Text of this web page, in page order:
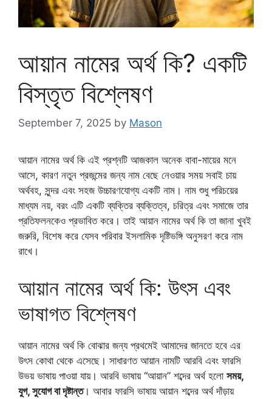
আয়ান নামের অর্থ কি? একটি
বিস্তৃত বিশ্লেষণ
September 7, 2025 by Mason
আয়ান নামের অর্থ কি এই প্রশ্নটি আজকাল অনেক বাবা-মায়ের মনে
আসে, কারণ নতুন প্রজন্মের জন্য নাম বেছে নেওয়ার সময় সবাই চায়
অর্থবহ, সুন্দর এবং সহজ উচ্চারণযোগ্য একটি নাম। নাম শুধু পরিচয়ের
মাধ্যম নয়, বরং এটি একটি ব্যক্তির ব্যক্তিত্ব, চরিত্র এবং সমাজে তার
প্রতিফলনকেও প্রভাবিত করে। তাই আয়ান নামের অর্থ কি তা জানা খুবই
জরুরি, বিশেষ করে যেসব পরিবার ইসলামিক দৃষ্টিভঙ্গি অনুসরণ করে নাম
রাখে।
আয়ান নামের অর্থ কি: উৎস এবং
ভাষাগত বিশ্লেষণ
আয়ান নামের অর্থ কি বোঝার জন্য প্রথমেই আমাদের জানতে হবে এর
উৎস কোথা থেকে এসেছে। সাধারণত আয়ান নামটি আরবি এবং ফারসি
উভয় ভাষায় পাওয়া যায়। আরবি ভাষায় “আয়ান” শব্দের অর্থ হলো সময়,
যুগ, সুযোগ বা দৃষ্টান্ত। আবার ফারসি ভাষায় আয়ান শব্দের অর্থ দাঁড়ায়